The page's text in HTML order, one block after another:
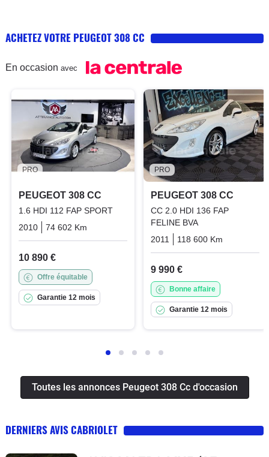
ACHETEZ VOTRE PEUGEOT 308 CC
En occasion avec
PRO
PEUGEOT 308 CC
1.6 HDI 112 FAP SPORT
2010
74 602 Km Diesel
10 890 €
Offre équitable
Garantie 12 mois
PRO
PEUGEOT 308 CC
CC 2.0 HDI 136 FAP
FELINE BVA
2011
118 600 Km
9 990 €
Bonne affaire
Garantie 12 mois
Toutes les annonces Peugeot 308 Cc d'occasion
DERNIERS AVIS CABRIOLET